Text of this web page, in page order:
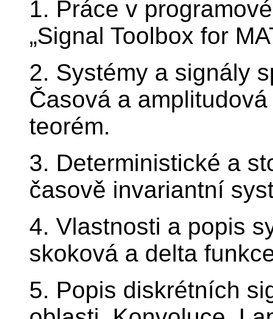
1. Práce v
„Signal Toolbox for
2. Systémy a signály
Časová a
teorém.
3. Deterministické a
časově invariantní
4. Vlastnosti a popis
skoková a delta
5. Popis diskrétních